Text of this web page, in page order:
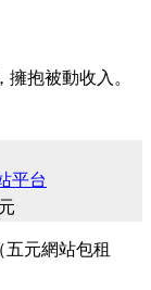
被動收入。
平台